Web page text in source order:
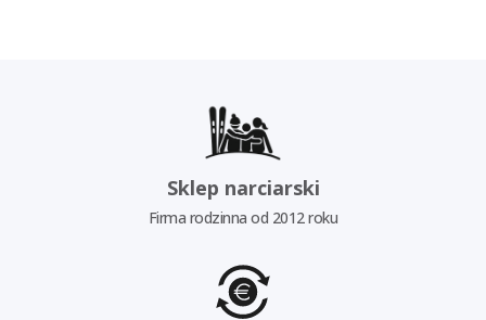
Sklep narciarski
Firma rodzinna od 2012 roku